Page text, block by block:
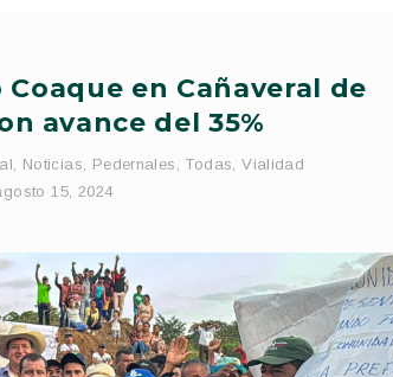
en Cañaveral de
avance del 35%
, Noticias, Pedernales , Todas,Vialidad
15, 2024